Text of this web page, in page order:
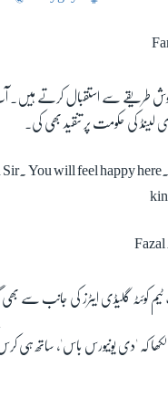
طریقے سے استقبال کرتے ہیں۔
کی حکومت پر تنقید بھی کی۔
You will feel happy
کوئٹہ گلیڈی ایٹرز کی جانب سے بھی
کہ 'دی یونیورس باس'، ساتھ ہی